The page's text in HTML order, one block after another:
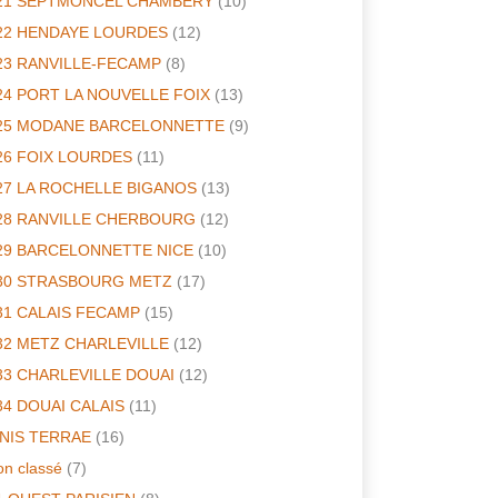
HENDAYE LOURDES (12)
RANVILLE-FECAMP (8)
PORT LA NOUVELLE FOIX (13)
MODANE BARCELONNETTE (9)
FOIX LOURDES (11)
LA ROCHELLE BIGANOS (13)
RANVILLE CHERBOURG (12)
BARCELONNETTE NICE (10)
STRASBOURG METZ (17)
CALAIS FECAMP (15)
METZ CHARLEVILLE (12)
CHARLEVILLE DOUAI (12)
DOUAI CALAIS (11)
TERRAE (16)
classé (7)